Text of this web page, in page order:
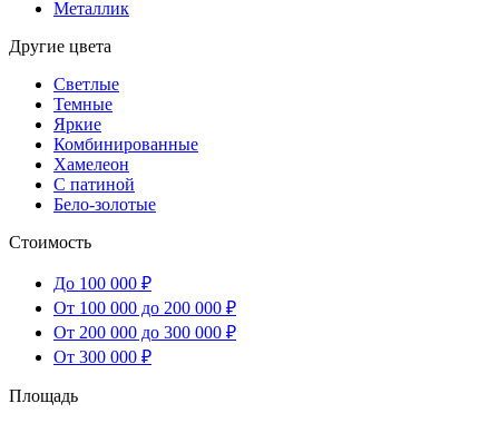
Металлик
Другие цвета
Светлые
Темные
Яркие
Комбинированные
Хамелеон
С патиной
Бело-золотые
Стоимость
До 100 000 ₽
От 100 000 до 200 000 ₽
От 200 000 до 300 000 ₽
От 300 000 ₽
Площадь